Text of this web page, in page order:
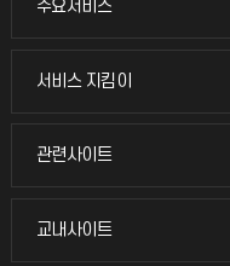
주요서비스
주요서비스
교무회의방송
서비스 지킴이
서비스 지킴이
묻고 답하기
관련사이트
관련사이트
국방헬프콜
교내사이트
교내사이트